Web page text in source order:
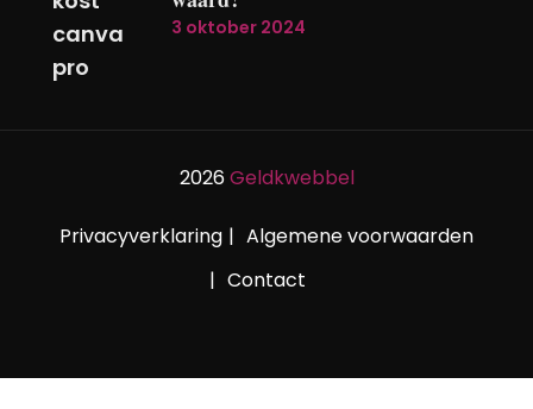
3 oktober 2024
2026Geldkwebbel
Privacyverklaring
Algemene voorwaarden
Contact